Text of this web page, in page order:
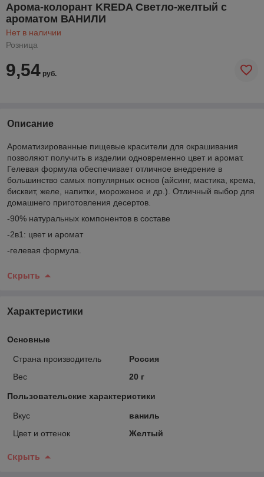
Арома-колорант KREDA Светло-желтый с
ароматом ВАНИЛИ
Нет в наличии
Розница
9,54 руб.
Описание
Ароматизированные пищевые красители для окрашивания
позволяют получить в изделии одновременно цвет и аромат.
Гелевая формула обеспечивает отличное внедрение в
большинство самых популярных основ (айсинг, мастика, крема,
бисквит, желе, напитки, мороженое и др.). Отличный выбор для
домашнего приготовления десертов.
-90% натуральных компонентов в составе
-2в1: цвет и аромат
-гелевая формула.
Скрыть
Характеристики
Основные
Страна производитель
Россия
Вес
20 г
Пользовательские характеристики
Вкус
ваниль
Цвет и оттенок
Желтый
Скрыть